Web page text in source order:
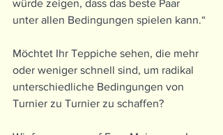
würde zeigen, dass das beste Paar
unter allen Bedingungen spielen kann.“
Möchtet Ihr Teppiche sehen, die mehr
oder weniger schnell sind, um radikal
unterschiedliche Bedingungen von
Turnier zu Turnier zu schaffen?